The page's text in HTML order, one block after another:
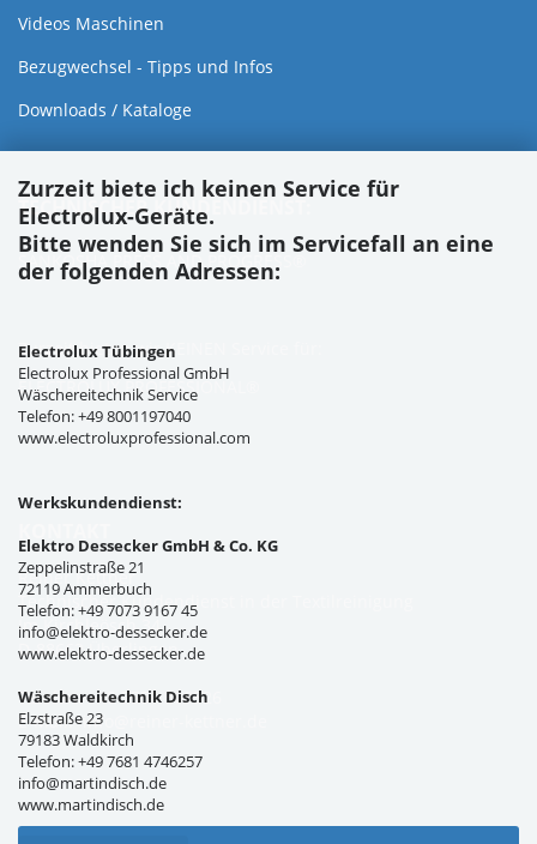
Zurzeit biete ich keinen Service für
Electrolux-Geräte.
Bitte wenden Sie sich im Servicefall an eine
der folgenden Adressen:
Electrolux Tübingen
Electrolux Professional GmbH
Wäschereitechnik Service
Telefon: +49 8001197040
www.electroluxprofessional.com
Werkskundendienst:
Elektro Dessecker GmbH & Co. KG
Zeppelinstraße 21
72119 Ammerbuch
Telefon: +49 7073 9167 45
info@elektro-dessecker.de
www.elektro-dessecker.de
Wäschereitechnik Disch
Elzstraße 23
79183 Waldkirch
Telefon: +49 7681 4746257
info@martindisch.de
www.martindisch.de
Videos Maschinen
Bezugwechsel - Tipps und Infos
Downloads / Kataloge
TECHNISCHER KUNDENDIENST:
SANKOSHA PRESS AND PROGRESS®
Zurzeit bieten wir KEINEN Service für:
ELECTROLUX PROFESSIONAL®
Reiner Kettner
Technischer Kundendienst in der Textilreinigung
Im Kirchleösch 34
D-88662 Überlingen
Telefon: +49 7551 308326
E-Mail:info@reiner-kettner.de